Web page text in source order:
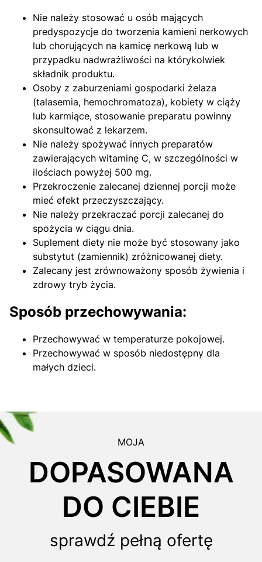
Nie należy stosować u osób mających
predyspozycje do tworzenia kamieni nerkowych
lub chorujących na kamicę nerkową lub w
przypadku nadwrażliwości na którykolwiek
składnik produktu.
Osoby z zaburzeniami gospodarki żelaza
(talasemia, hemochromatoza), kobiety w ciąży
lub karmiące, stosowanie preparatu powinny
skonsultować z lekarzem.
Nie należy spożywać innych preparatów
zawierających witaminę C, w szczególności w
ilościach powyżej 500 mg.
Przekroczenie zalecanej dziennej porcji może
mieć efekt przeczyszczający.
Nie należy przekraczać porcji zalecanej do
spożycia w ciągu dnia.
Suplement diety nie może być stosowany jako
substytut (zamiennik) zróżnicowanej diety.
Zalecany jest zrównoważony sposób żywienia i
zdrowy tryb życia.
Sposób przechowywania:
Przechowywać w temperaturze pokojowej.
Przechowywać w sposób niedostępny dla
małych dzieci.
MOJA
DOPASOWANA
DO CIEBIE
sprawdź pełną ofertę